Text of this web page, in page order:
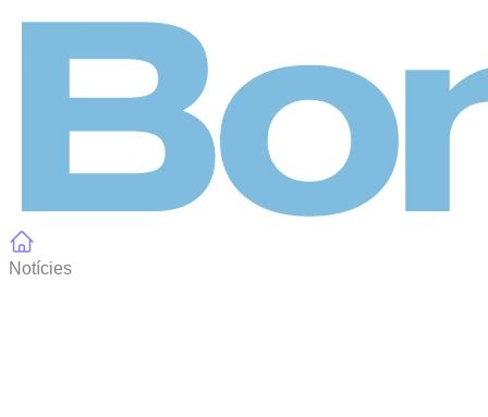
Notícies